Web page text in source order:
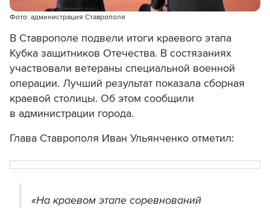
Фото: администрация Ставрополя
В Ставрополе подвели итоги краевого этапа
Кубка защитников Отечества. В состязаниях
участвовали ветераны специальной военной
операции. Лучший результат показала сборная
краевой столицы. Об этом сообщили
в администрации города.
Глава Ставрополя Иван Ульянченко отметил:
«На краевом этапе соревнований